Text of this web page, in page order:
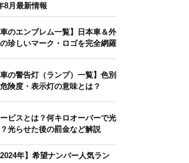
8月最新情報
車のエンブレム一覧】日本車＆外
珍しいマーク・ロゴを完全網羅
車の警告灯（ランプ）一覧】色別
険度・表示灯の意味とは？
ビスとは？何キロオーバーで光
光らせた後の罰金など解説
2024年】希望ナンバー人気ラン